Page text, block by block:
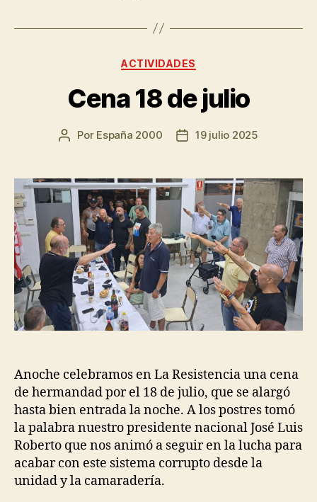
ACTIVIDADES
Cena 18 de julio
Por España 2000 19 julio 2025
Anoche celebramos en La Resistencia una cena
de hermandad por el 18 de julio, que se alargó
hasta bien entrada la noche. A los postres tomó
la palabra nuestro presidente nacional José Luis
Roberto que nos animó a seguir en la lucha para
acabar con este sistema corrupto desde la
unidad y la camaradería.